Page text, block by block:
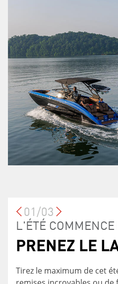
L'ÉTÉ
PRENEZ LE
Tirez le maximum de cet
LA VENTE
TAUX DE
SPÉCIAUX
PROGRAMME
FIDÉLISATION
Vous êtes actuelllement
01/03